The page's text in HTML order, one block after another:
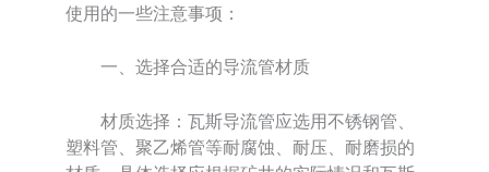
使用的一些注意事项：
一、选择合适的导流管材质
材质选择：瓦斯导流管应选用不锈钢管、
塑料管、聚乙烯管等耐腐蚀、耐压、耐磨损的